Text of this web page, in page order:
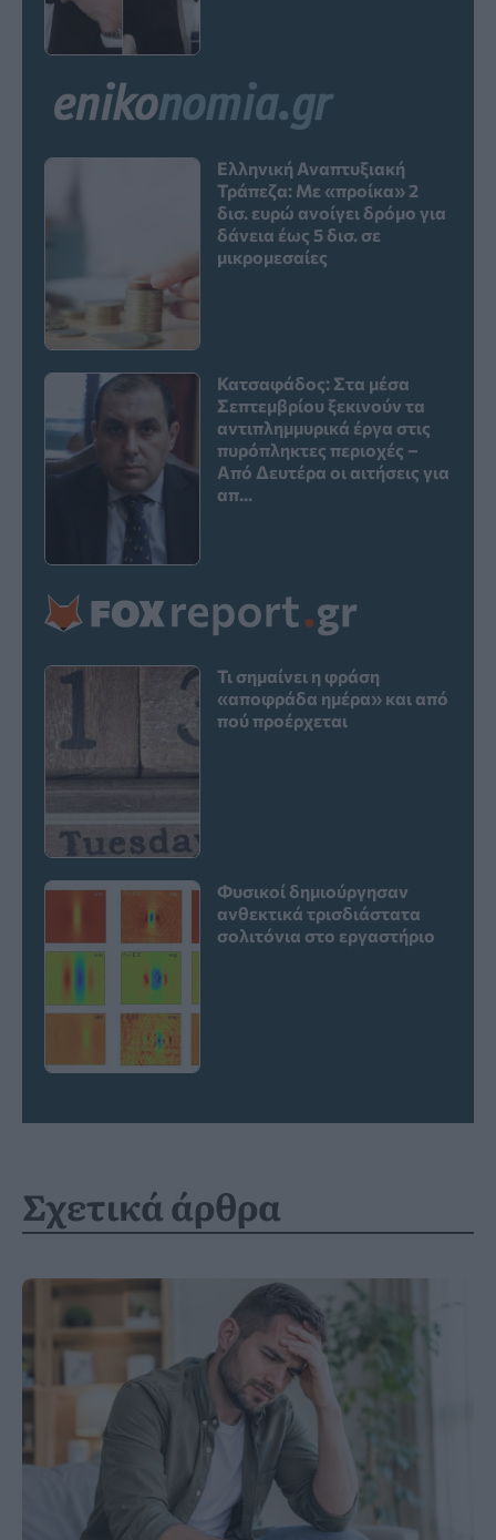
Ελληνική Αναπτυξιακή
Τράπεζα: Με «προίκα» 2
δισ. ευρώ ανοίγει δρόμο για
δάνεια έως 5 δισ. σε
μικρομεσαίες
Κατσαφάδος: Στα μέσα
Σεπτεμβρίου ξεκινούν τα
αντιπλημμυρικά έργα στις
πυρόπληκτες περιοχές –
Από Δευτέρα οι αιτήσεις για
απ...
Τι σημαίνει η φράση
«αποφράδα ημέρα» και από
πού προέρχεται
Φυσικοί δημιούργησαν
ανθεκτικά τρισδιάστατα
σολιτόνια στο εργαστήριο
Σχετικά άρθρα